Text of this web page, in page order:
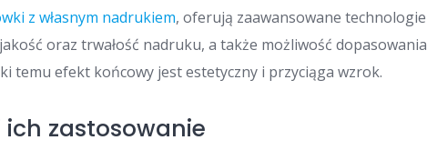
z własnym nadrukiem, oferują zaawansowane technologie
oraz trwałość nadruku, a także możliwość dopasowania
temu efekt końcowy jest estetyczny i przyciąga wzrok.
zastosowanie